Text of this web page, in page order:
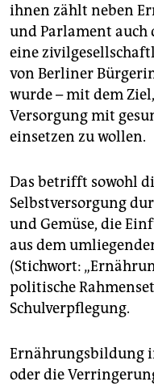
ihnen zählt neben
und Parlament auch
eine
von Berliner
wurde – mit dem
Versorgung mit
einsetzen zu wollen.
Das betrifft sowohl
Selbstversorgung
und Gemüse, die
aus dem
(Stichwort:
politische
Schulverpflegung.
Ernährungsbildung
oder die